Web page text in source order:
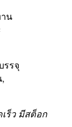
น
รรจุ
ร็ว มีสต็อก